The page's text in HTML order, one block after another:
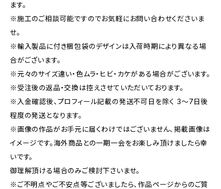
ます。
※施工のご相談可能ですのでお気軽にお問い合わせくださいま
せ。
※輸入製品に付き梱包袋のデザインは入荷時期により異なる場
合がございます。
※元々のサイズ違い・色ムラ・ヒビ・カケがある場合がございます。
※受注後の返品・交換は控えさせていただいております。
※入金確認後、プロフィール記載の発送不可日を除く 3～7日後
程度の発送となります。
※画像の作品がお手元に届くわけではございません、掲載画像は
イメージです。海外商品との一期一会をお楽しみ頂けましたら幸
いです。
御理解頂ける場合のみご検討下さいませ。
※ご不明点やご不安点等ございましたら、作品ページからのご質